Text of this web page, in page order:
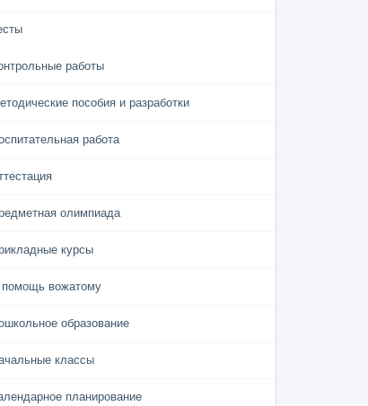
работы
пособия и разработки
работа
олимпиада
курсы
помощь вожатому
образование
классы
планирование